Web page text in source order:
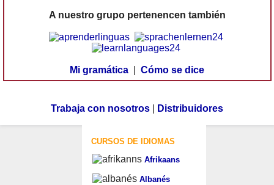
A nuestro grupo pertenencen también
Mi gramática Cómo se dice
Trabaja con nosotros Distribuidores
CURSOS DE IDIOMAS
Afrikaans
Albanés